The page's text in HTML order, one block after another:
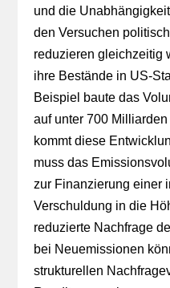
und die
den Versuchen
reduzieren gleichzeitig
ihre Bestände in US-
Beispiel baute das
auf unter 700
kommt diese
muss das
zur Finanzierung einer
Verschuldung in die
reduzierte Nachfrage
bei Neuemissionen
strukturellen